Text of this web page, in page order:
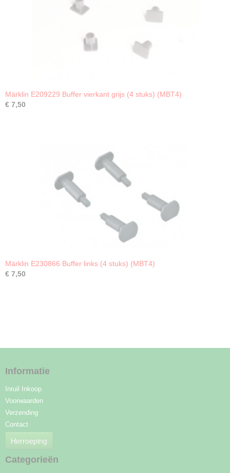
Märklin E209229 Buffer vierkant grijs (4 stuks) (MBT4)
€ 7,50
Märklin E230866 Buffer links (4 stuks) (MBT4)
€ 7,50
Informatie
Inruil Inkoop
Voorwaarden
Verzending
Contact
Herroeping
Categorieën